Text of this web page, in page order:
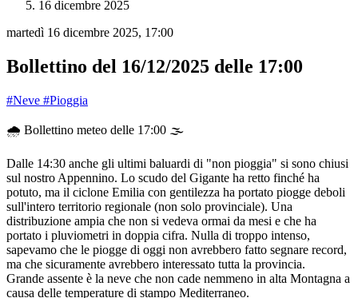
16 dicembre 2025
martedì 16 dicembre 2025, 17:00
Bollettino del 16/12/2025 delle 17:00
#Neve #Pioggia
🌧️ Bollettino meteo delle 17:00 🌫️
Dalle 14:30 anche gli ultimi baluardi di "non pioggia" si sono chiusi
sul nostro Appennino. Lo scudo del Gigante ha retto finché ha
potuto, ma il ciclone Emilia con gentilezza ha portato piogge deboli
sull'intero territorio regionale (non solo provinciale). Una
distribuzione ampia che non si vedeva ormai da mesi e che ha
portato i pluviometri in doppia cifra. Nulla di troppo intenso,
sapevamo che le piogge di oggi non avrebbero fatto segnare record,
ma che sicuramente avrebbero interessato tutta la provincia.
Grande assente è la neve che non cade nemmeno in alta Montagna a
causa delle temperature di stampo Mediterraneo.